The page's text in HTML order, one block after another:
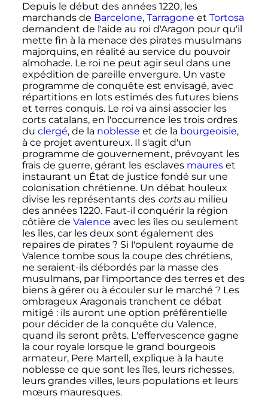
Depuis le début des années 1220, les
marchands de Barcelone, Tarragone et Tortosa
demandent de l'aide au roi d'Aragon pour qu'il
mette fin à la menace des pirates musulmans
majorquins, en réalité au service du pouvoir
almohade. Le roi ne peut agir seul dans une
expédition de pareille envergure. Un vaste
programme de conquête est envisagé, avec
répartitions en lots estimés des futures biens
et terres conquis. Le roi va ainsi associer les
corts catalans, en l'occurrence les trois ordres
du clergé, de la noblesse et de la bourgeoisie,
à ce projet aventureux. Il s'agit d'un
programme de gouvernement, prévoyant les
frais de guerre, gérant les esclaves maureset
instaurant un État de justice fondé sur une
colonisation chrétienne. Un débat houleux
divise les représentants des cortsau milieu
des années 1220. Faut-il conquérir la région
côtière de Valence avec les îles ou seulement
les îles, car les deux sont également des
repaires de pirates ? Si l'opulent royaume de
Valence tombe sous la coupe des chrétiens,
ne seraient-ils débordés par la masse des
musulmans, par l'importance des terres et des
biens à gérer ou à écouler sur le marché ? Les
ombrageux Aragonais tranchent ce débat
mitigé : ils auront une option préférentielle
pour décider de la conquête du Valence,
quand ils seront prêts. L'effervescence gagne
la cour royale lorsque le grand bourgeois
armateur, Pere Martell, explique à la haute
noblesse ce que sont les îles, leurs richesses,
leurs grandes villes, leurs populations et leurs
mœurs mauresques.